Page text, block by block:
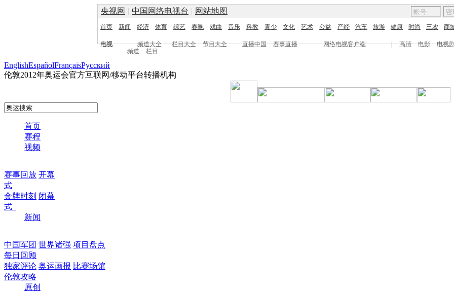
央视网 | 中国网络电视台 | 网站地图
首页 新闻 经济 体育 综艺 春晚 戏曲 音乐 科教 青少 文化 艺术 公益 产经 汽车 旅游 健康 时尚 三农 商
电视 频道大全 栏目大全 节目大全 直播中国 赛事直播 网络电视客户端 | 高清 电影 电视
频道
栏目
EnglishEspañolFrançaisPусский
伦敦2012年奥运会官方互联网/移动平台转播机构
首页
赛程
视频
赛事回放 开幕
式
金牌时刻 闭幕
式
新闻
中国军团 世界诸强 项目盘点
每日回顾
独家评论 奥运画报 比赛场馆
伦敦攻略
原创